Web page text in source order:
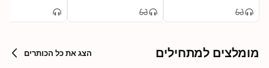
מומלצים למתחילים הצג את כל הכותרים